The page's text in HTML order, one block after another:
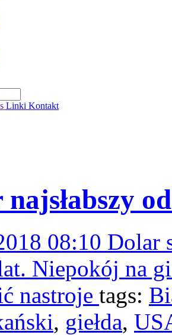
Linki Kontakt
08:10 Dolar
Niepokój na
nastroje tags:
, giełda,